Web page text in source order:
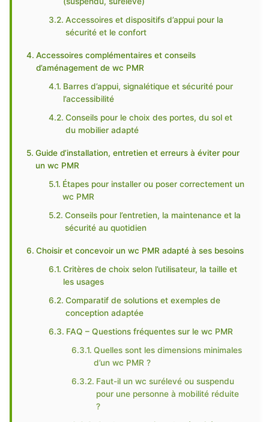
Accessoires et dispositifs d’appui pour la
sécurité et le confort
Accessoires complémentaires et conseils
d’aménagement de wc PMR
Barres d’appui, signalétique et sécurité pour
l’accessibilité
Conseils pour le choix des portes, du sol et
du mobilier adapté
Guide d’installation, entretien et erreurs à éviter pour
un wc PMR
Étapes pour installer ou poser correctement un
wc PMR
Conseils pour l’entretien, la maintenance et la
sécurité au quotidien
Choisir et concevoir un wc PMR adapté à ses besoins
Critères de choix selon l’utilisateur, la taille et
les usages
Comparatif de solutions et exemples de
conception adaptée
FAQ – Questions fréquentes sur le wc PMR
Quelles sont les dimensions minimales
d’un wc PMR ?
Faut-il un wc surélevé ou suspendu
pour une personne à mobilité réduite
?